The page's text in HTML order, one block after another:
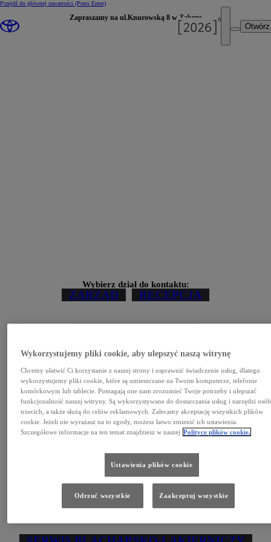
Przejdź do głównej zawartości (Press Enter)
Zapraszamy na ul.Knurowską 8 w Zabrzu
Wybierz dział do kontaktu:
ZARZĄD RECEPCJA
SPRZEDAŻ FLOTOWA
SAMOCHODY UŻYWANE
SAMOCHODY DOSTAWCZE
CZĘŚCI I AKCESORIA
SERWIS MECHANICZNY
Wykorzystujemy pliki cookie, aby ulepszyć naszą witrynę
Chcemy ułatwić Ci korzystanie z naszej strony i usprawnić świadczenie usług, dlatego
wykorzystujemy pliki cookie, które są umieszczane na Twoim komputerze, telefonie
komórkowym lub tablecie. Pomagają one nam zrozumieć Twoje potrzeby i ulepszać
funkcjonalność naszej witryny. Są wykorzystywane do dostarczania usług i narzędzi osób
trzecich, a także służą do celów reklamowych. Zalecamy akceptację wszystkich plików
cookie. Jeżeli nie wyrażasz na to zgody, możesz łatwo zmienić ich ustawienia.
Szczegółowe informacje na ten temat znajdziesz w naszej Polityce plików cookie.
Ustawienia plików cookie
Odrzuć wszystkie Zaakceptuj wszystkie